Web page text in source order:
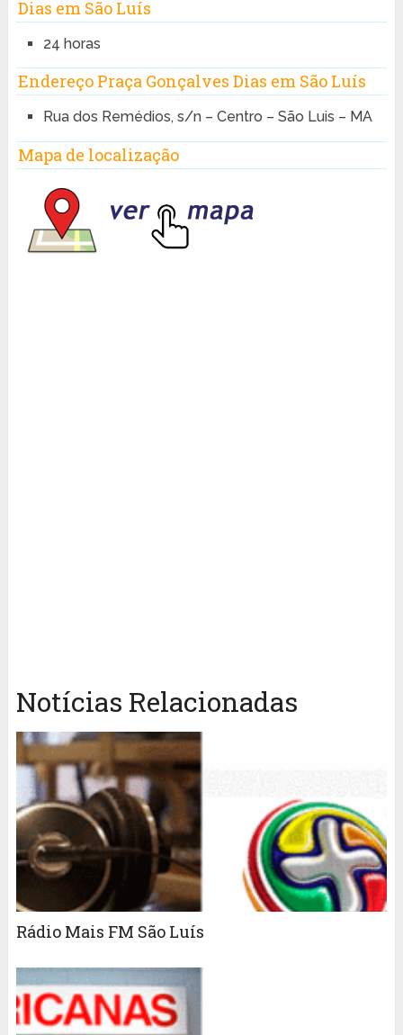
Dias em São Luís
24 horas
Endereço Praça Gonçalves Dias em São Luís
Rua dos Remédios, s/n – Centro – São Luis – MA
Mapa de localização
Notícias Relacionadas
Rádio Mais FM São Luís